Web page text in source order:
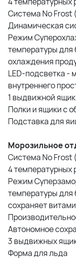
Система No Frost
Динамическая
Режим
температуры для
охлаждения
LED-подсветка -
внутреннего
1 выдвижной
Полки и ящики с
Подставка для
Морозильное
Система No Frost
4 температурных
Режим
температуры для
сохраняет
Автономное
3 выдвижных
Форма для льда